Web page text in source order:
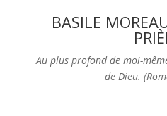
BASILE
Au plus profond de moi-
de Dieu.